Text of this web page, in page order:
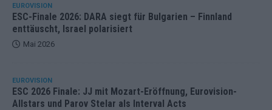
EUROVISION
ESC-Finale 2026: DARA siegt für Bulgarien – Finnland
enttäuscht, Israel polarisiert
Mai 2026
EUROVISION
ESC 2026 Finale: JJ mit Mozart-Eröffnung, Eurovision-
Allstars und Parov Stelar als Interval Acts